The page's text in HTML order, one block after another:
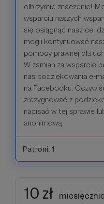
olbrzymie znaczenie!
wsparciu naszych
się osiągnąć nasz cel
mogli kontynuować
pomocy prawnej dla
W zamian za wsparcie
nas podziękowania e-
na Facebooku.
zrezygnować z
napisać w tej sprawie
anonimową.
Patroni: 1
10 zł miesięcznie